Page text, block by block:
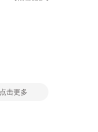
点击更多